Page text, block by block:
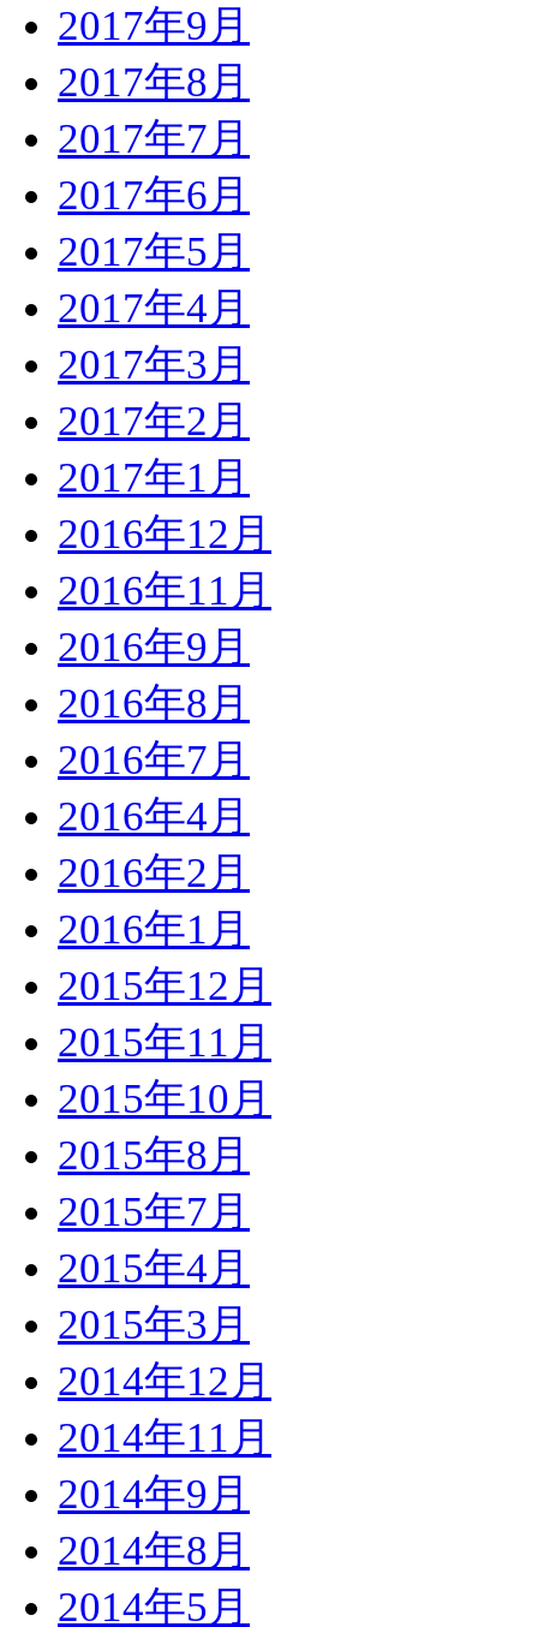
2017年9月
2017年8月
2017年7月
2017年6月
2017年5月
2017年4月
2017年3月
2017年2月
2017年1月
2016年12月
2016年11月
2016年9月
2016年8月
2016年7月
2016年4月
2016年2月
2016年1月
2015年12月
2015年11月
2015年10月
2015年8月
2015年7月
2015年4月
2015年3月
2014年12月
2014年11月
2014年9月
2014年8月
2014年5月